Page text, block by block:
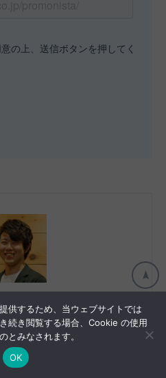
ンサルティンググループ シニ
。経営コンサルティングファーム
供するため、当ウェブサイトでは
続き閲覧する場合、Cookie の使用
とみなされます。
OK